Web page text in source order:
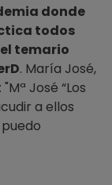
donde
todos
temario
. María José,
José “Los
a ellos